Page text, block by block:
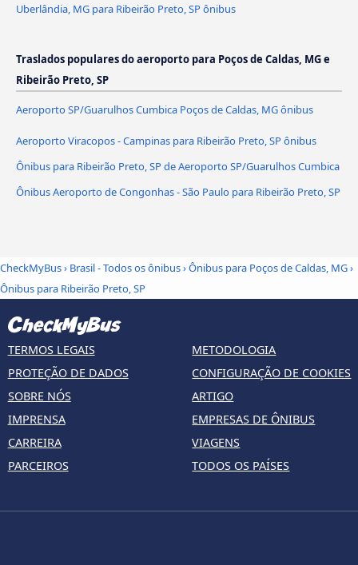
Uberlândia, MG para Ribeirão Preto, SP ônibus
Traslados populares do aeroporto para Poços de Caldas, MG e
Ribeirão Preto, SP
Aeroporto SP/Guarulhos Cumbica Poços de Caldas, MG ônibus
Aeroporto Viracopos - Campinas para Ribeirão Preto, SP ônibus
Ônibus para Ribeirão Preto, SP de Aeroporto SP/Guarulhos Cumbica
Ônibus Aeroporto de Congonhas - São Paulo para Ribeirão Preto, SP
CheckMyBus› Brasil - Todos os ônibus›Ônibus para Poços de Caldas, MG›
Ônibus para Ribeirão Preto, SP
TERMOS LEGAIS
PROTEÇÃO DE DADOS
SOBRE NÓS
IMPRENSA
CARREIRA
PARCEIROS
METODOLOGIA
CONFIGURAÇÃO DE COOKIES
ARTIGO
EMPRESAS DE ÔNIBUS
VIAGENS
TODOS OS PAÍSES